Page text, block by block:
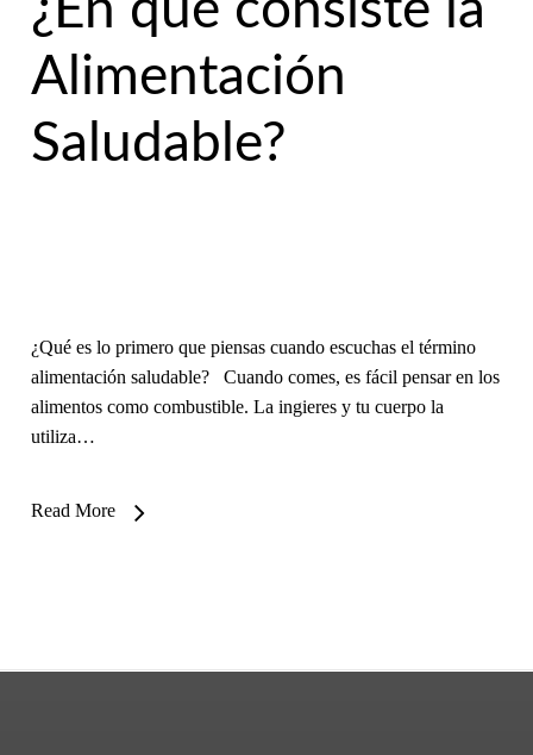
Alimentación
Saludable?
¿Qué es lo primero que piensas cuando escuchas el término
alimentación saludable? Cuando comes, es fácil pensar en los
alimentos como combustible. La ingieres y tu cuerpo la
utiliza…
Read More